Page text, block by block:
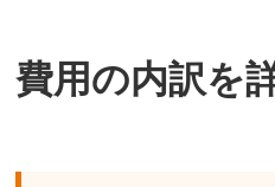
費用の内訳を